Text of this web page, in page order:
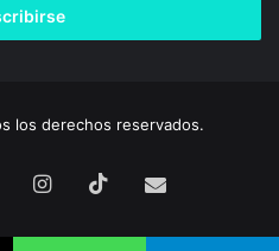
los derechos reservados.
Instagram
TikTokCorreo
electrónico